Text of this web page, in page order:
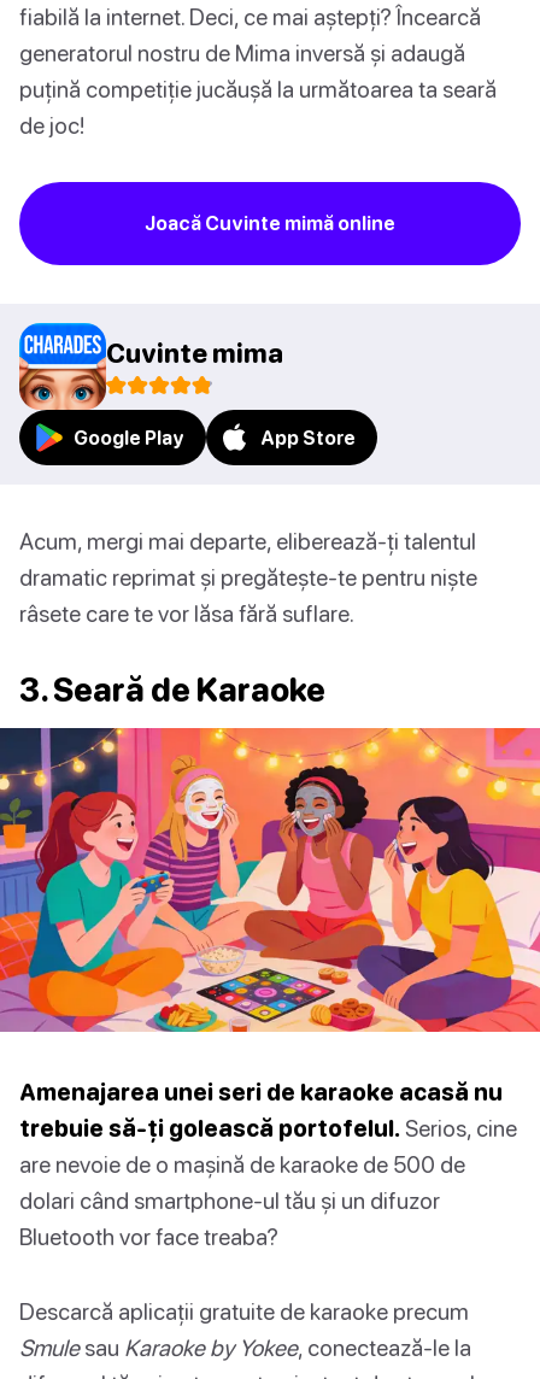
fiabilă la internet. Deci, ce mai aștepți? Încearcă
generatorul nostru de Mima inversă și adaugă
puțină competiție jucăușă la următoarea ta seară
de joc!
Joacă Cuvinte mimă online
Cuvinte mima
Google Play App Store
Acum, mergi mai departe, eliberează-ți talentul
dramatic reprimat și pregătește-te pentru niște
râsete care te vor lăsa fără suflare.
3. Seară de Karaoke
Amenajarea unei seri de karaoke acasă nu
trebuie să-ți golească portofelul. Serios, cine
are nevoie de o mașină de karaoke de 500 de
dolari când smartphone-ul tău și un difuzor
Bluetooth vor face treaba?
Descarcă aplicații gratuite de karaoke precum
Smulesau Karaoke by Yokee, conectează-le la